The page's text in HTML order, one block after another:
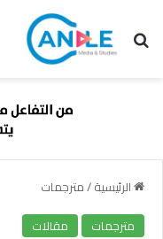
بحث عن
الرئيسية/مترجمات
مترجمات
مقالات